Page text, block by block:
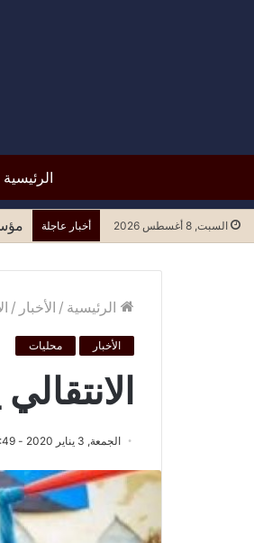
الرئيسية
السبت, 8 أغسطس 2026 أخبار عاجلة
الرئيسية / الأخبار /
الأخبار محليات
الجمعة, 3 يناير 2020 - 6:49 م